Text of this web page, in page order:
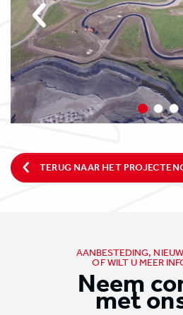
TERUG NAAR HET
AANBESTEDING,
OF WILT U MEER
Neem
met